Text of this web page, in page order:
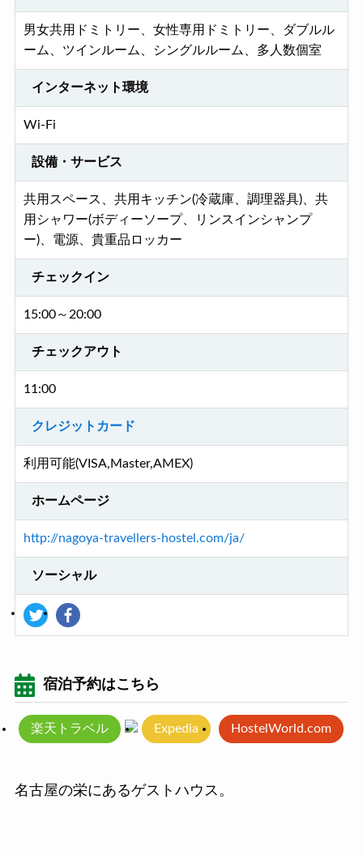
男女共用ドミトリー、女性専用ドミトリー、ダブルル
ーム、ツインルーム、シングルルーム、多人数個室
インターネット環境
Wi-Fi
設備・サービス
共用スペース、共用キッチン(冷蔵庫、調理器具)、共
用シャワー(ボディーソープ、リンスインシャンプ
ー)、電源、貴重品ロッカー
チェックイン
15:00～20:00
チェックアウト
11:00
クレジットカード
利用可能(VISA,Master,AMEX)
ホームページ
http://nagoya-travellers-hostel.com/ja/
ソーシャル
宿泊予約はこちら
楽天トラベル Expedia HostelWorld.com
名古屋の栄にあるゲストハウス。